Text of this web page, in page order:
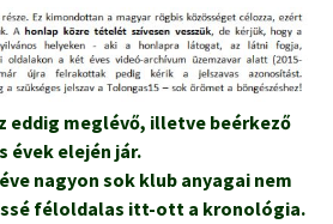
eddig meglévő, illetve beérkező
évek elején jár.
nagyon sok klub anyagai nem
féloldalas itt-ott a kronológia.